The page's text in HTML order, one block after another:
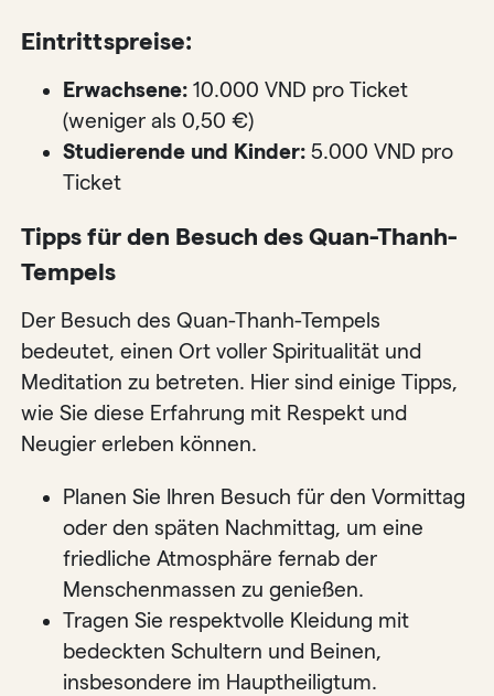
Eintrittspreise:
Erwachsene: 10.000 VND pro Ticket
(weniger als 0,50 €)
Studierende und Kinder: 5.000 VND pro
Ticket
Tipps für den Besuch des Quan-Thanh-
Tempels
Der Besuch des Quan-Thanh-Tempels
bedeutet, einen Ort voller Spiritualität und
Meditation zu betreten. Hier sind einige Tipps,
wie Sie diese Erfahrung mit Respekt und
Neugier erleben können.
Planen Sie Ihren Besuch für den Vormittag
oder den späten Nachmittag, um eine
friedliche Atmosphäre fernab der
Menschenmassen zu genießen.
Tragen Sie respektvolle Kleidung mit
bedeckten Schultern und Beinen,
insbesondere im Hauptheiligtum.